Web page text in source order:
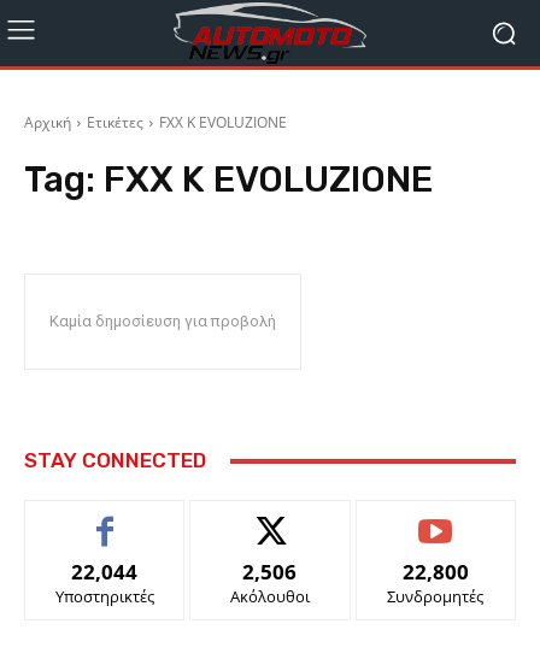
Αρχική Ετικέτες FXX K EVOLUZIONE
Tag: FXX K EVOLUZIONE
Καμία δημοσίευση για προβολή
STAY CONNECTED
22,044
Υποστηρικτές
2,506
Ακόλουθοι
22,800
Συνδρομητές